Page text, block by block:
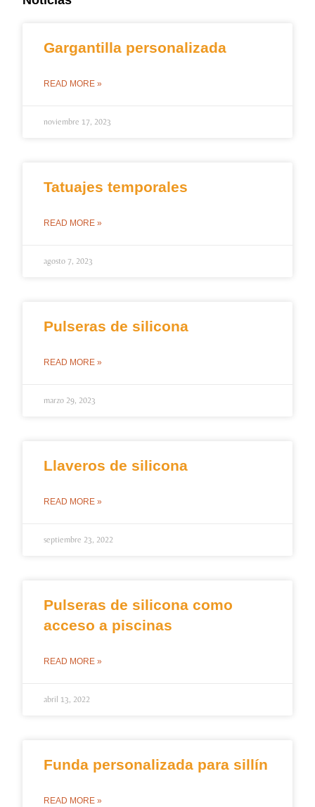
Gargantilla personalizada
READ MORE »
noviembre 17, 2023
Tatuajes temporales
READ MORE »
agosto 7, 2023
Pulseras de silicona
READ MORE »
marzo 29, 2023
Llaveros de silicona
READ MORE »
septiembre 23, 2022
Pulseras de silicona como
acceso a piscinas
READ MORE »
abril 13, 2022
Funda personalizada para sillín
READ MORE »